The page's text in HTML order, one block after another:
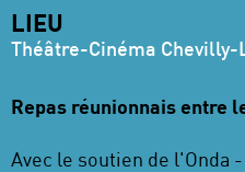
LIEU
Théâtre-Cinéma Chevilly-
Repas réunionnais entre
Avec le soutien de l'Onda